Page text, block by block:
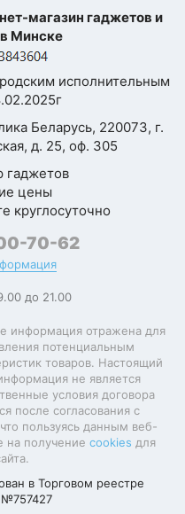
2880x1800
13 Мп
(30 к/с)
microSDHC,
microSDXC
2 ТБ
Wi-Fi
В
магазин гаджетов и
Минске
исполнительным
Беларусь, 220073, г.
д. 25, оф. 305
гаджетов
цены
круглосуточно
70-62
до 21.00
информация отражена для
потенциальным
товаров. Настоящий
не является
условия договора
после согласования с
пользуясь данным веб-
на получение cookies для
в Торговом реестре